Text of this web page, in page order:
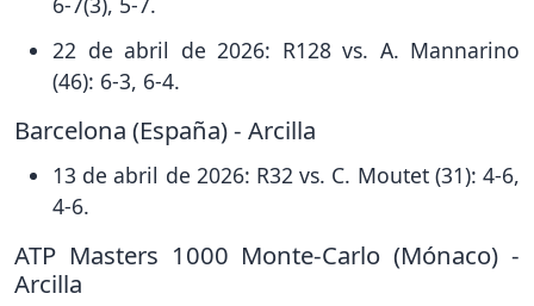
22 de abril de 2026: R128 vs. A. Mannarino
(46): 6-3, 6-4.
Barcelona (España) - Arcilla
13 de abril de 2026: R32 vs. C. Moutet (31): 4-6,
4-6.
ATP Masters 1000 Monte-Carlo (Mónaco) -
Arcilla